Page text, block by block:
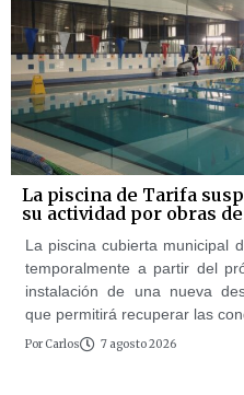
La piscina de Tarifa
su actividad por obras
La piscina cubierta municipal
temporalmente a partir del
instalación de una nueva
que permitirá recuperar las
Por Carlos 7 agosto 2026